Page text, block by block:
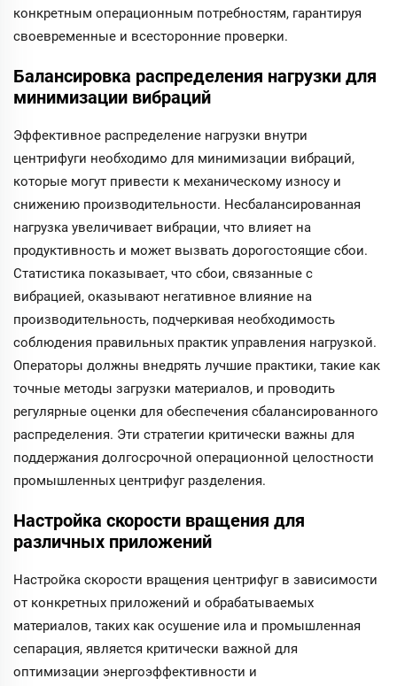
конкретным операционным потребностям, гарантируя
своевременные и всесторонние проверки.
Балансировка распределения нагрузки для
минимизации вибраций
Эффективное распределение нагрузки внутри
центрифуги необходимо для минимизации вибраций,
которые могут привести к механическому износу и
снижению производительности. Несбалансированная
нагрузка увеличивает вибрации, что влияет на
продуктивность и может вызвать дорогостоящие сбои.
Статистика показывает, что сбои, связанные с
вибрацией, оказывают негативное влияние на
производительность, подчеркивая необходимость
соблюдения правильных практик управления нагрузкой.
Операторы должны внедрять лучшие практики, такие как
точные методы загрузки материалов, и проводить
регулярные оценки для обеспечения сбалансированного
распределения. Эти стратегии критически важны для
поддержания долгосрочной операционной целостности
промышленных центрифуг разделения.
Настройка скорости вращения для
различных приложений
Настройка скорости вращения центрифуг в зависимости
от конкретных приложений и обрабатываемых
материалов, таких как осушение ила и промышленная
сепарация, является критически важной для
оптимизации энергоэффективности и